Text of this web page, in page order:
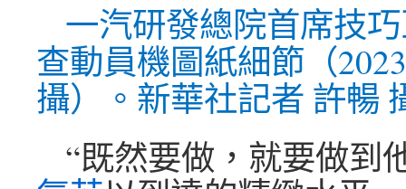
一汽研發總院首席技
查動員機圖紙細節（
攝）。新華社記者 許暢
“既然要做，就要做到